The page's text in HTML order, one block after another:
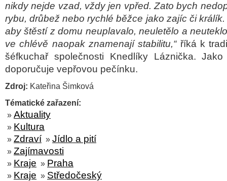
nikdy nejde vzad, vždy jen vpřed. Zato bych
rybu, drůbež nebo rychlé běžce jako zajíc či
aby štěstí z domu neuplavalo, neuletělo a
ve chlévě naopak znamenají stabilitu,“ říká k
šéfkuchař společnosti Knedlíky Láznička.
doporučuje vepřovou pečínku.
Zdroj: Kateřina Šimková
Tématické zařazení:
» Aktuality
» Kultura
» Zdraví » Jídlo a pití
» Zajímavosti
» Kraje » Praha
» Kraje » Středočeský